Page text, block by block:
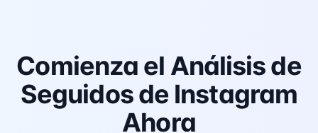
Comienza el Análisis de
Seguidos de Instagram
Ahora